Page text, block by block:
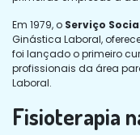
Em 1979, o Serviço
Ginástica Laboral,
foi lançado o primeiro
profissionais da área
Laboral.
Fisioterapia